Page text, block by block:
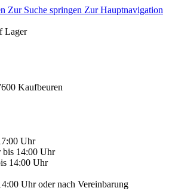
Zur Suche springen Zur Hauptnavigation
Lager
Kaufbeuren
Uhr
14:00 Uhr
14:00 Uhr
Uhr oder nach Vereinbarung